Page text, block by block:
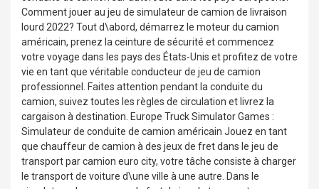
Comment jouer au jeu de simulateur de camion de livraison
lourd 2022? Tout d\abord, démarrez le moteur du camion
américain, prenez la ceinture de sécurité et commencez
votre voyage dans les pays des États-Unis et profitez de votre
vie en tant que véritable conducteur de jeu de camion
professionnel. Faites attention pendant la conduite du
camion, suivez toutes les règles de circulation et livrez la
cargaison à destination. Europe Truck Simulator Games :
Simulateur de conduite de camion américain Jouez en tant
que chauffeur de camion à des jeux de fret dans le jeu de
transport par camion euro city, votre tâche consiste à charger
le transport de voiture d\une ville à une autre. Dans le